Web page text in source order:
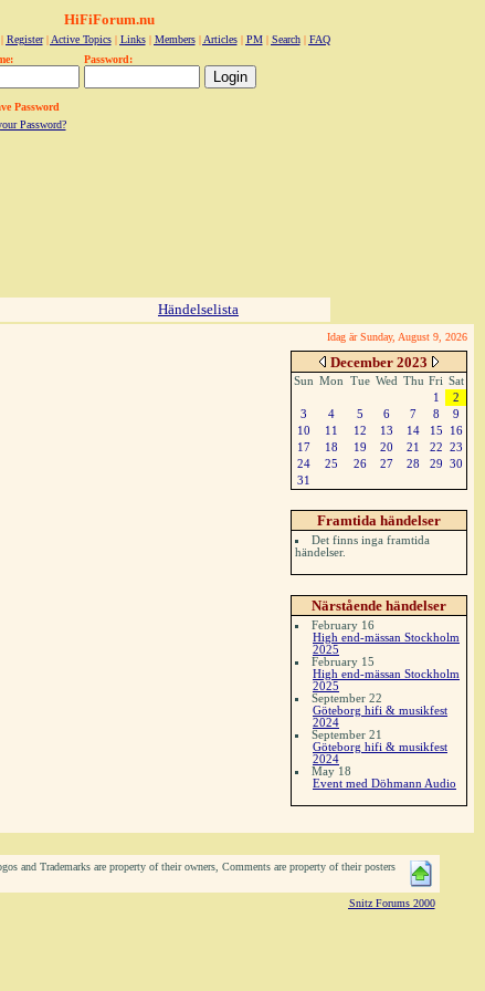
HiFiForum.nu
Register| Active Topics| Links| Members| Articles| PM| Search| FAQ
Password:
Password
Password?
Händelselista
Idag är Sunday, August 9, 2026
December 2023
Sun Mon Tue Wed Thu Fri Sat
1
2
3
4 5 6 7 8
9
10
11 12 13 14 15
16
17
18 19 20 21 22 23
24
25 26 27 28 29 30
31
Framtida händelser
Det finns inga framtida
händelser.
Närstående händelser
February 16
High end-mässan Stockholm
2025
February 15
High end-mässan Stockholm
2025
September 22
Göteborg hifi & musikfest
2024
September 21
Göteborg hifi & musikfest
2024
May 18
Event med Döhmann Audio
and Trademarks are property of their owners, Comments are property of their posters
Snitz Forums 2000